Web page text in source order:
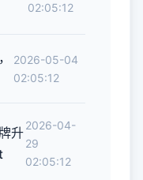
02:05:12
2026-05-04
02:05:12
升2026-04-
29
02:05:12